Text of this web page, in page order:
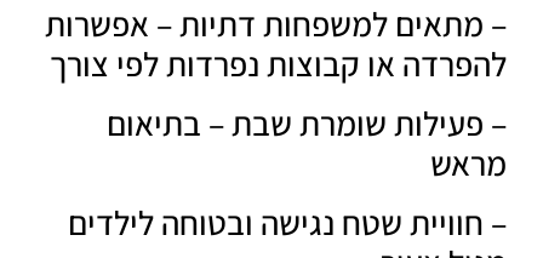
למשפחות דתיות – אפשרות
או קבוצות נפרדות לפי צורך
שומרת שבת – בתיאום
שטח נגישה ובטוחה לילדים